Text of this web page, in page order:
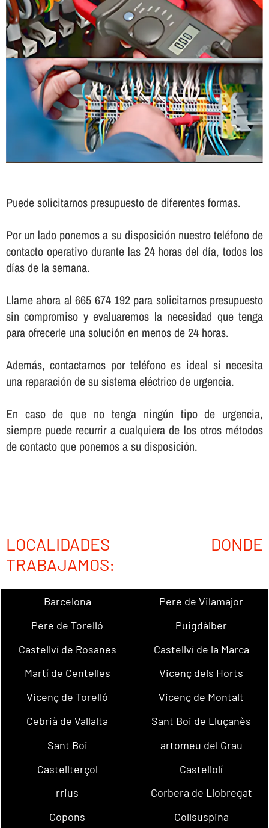
Puede solicitarnos presupuesto de diferentes formas.
Por un lado ponemos a su disposición nuestro teléfono de
contacto operativo durante las 24 horas del dí­a, todos los
dí­as de la semana.
Llame ahora al 665 674 192 para solicitarnos presupuesto
sin compromiso y evaluaremos la necesidad que tenga
para ofrecerle una solución en menos de 24 horas.
Además, contactarnos por teléfono es ideal si necesita
una reparación de su sistema eléctrico de urgencia.
En caso de que no tenga ningún tipo de urgencia,
siempre puede recurrir a cualquiera de los otros métodos
de contacto que ponemos a su disposición.
LOCALIDADES DONDE
TRABAJAMOS:
Barcelona
Pere de Vilamajor
Pere de Torelló
Puigdàlber
Castellví de Rosanes
Castellví de la Marca
Martí de Centelles
Vicenç dels Horts
Vicenç de Torelló
Vicenç de Montalt
Cebrià de Vallalta
Sant Boi de Lluçanès
Sant Boi
artomeu del Grau
Castellterçol
Castellolí
rrius
Corbera de Llobregat
Copons
Collsuspina